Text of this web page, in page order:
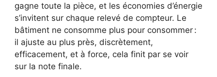
gagne toute la pièce, et les économies d’énergie
s’invitent sur chaque relevé de compteur. Le
bâtiment ne consomme plus pour consommer :
il ajuste au plus près, discrètement,
efficacement, et à force, cela finit par se voir
sur la note finale.